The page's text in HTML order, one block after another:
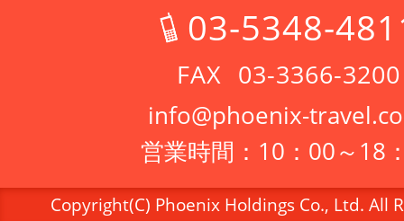
03-5348-
03-3366-3200
info@phoenix-
営業時間：10：00～18
Copyright(C) Phoenix Holdings Co., Ltd. All